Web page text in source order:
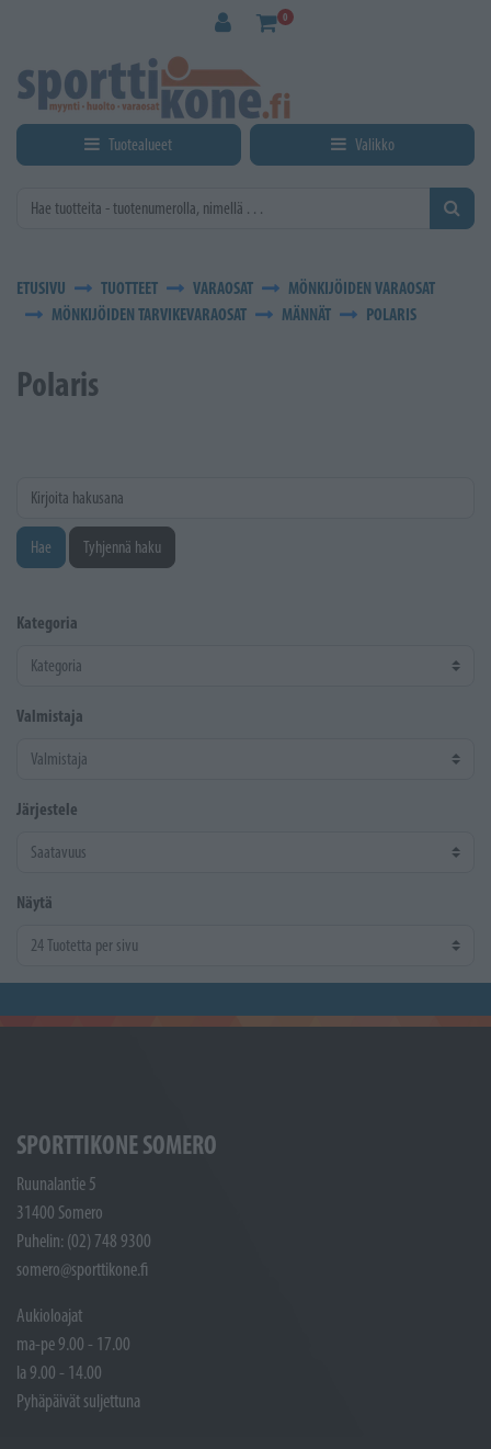
0
Tuotealueet Valikko
ETUSIVU TUOTTEET VARAOSAT
MÖNKIJÖIDEN VARAOSAT
MÖNKIJÖIDEN TARVIKEVARAOSAT
MÄNNÄT POLARIS
Polaris
Kirjoita hakusana
Hae Tyhjennä haku
Kategoria
Valmistaja
Järjestele
Näytä
SPORTTIKONE SOMERO
Ruunalantie 5
31400 Somero
Puhelin: (02) 748 9300
somero@sporttikone.fi
Aukioloajat
ma-pe 9.00 - 17.00
la 9.00 - 14.00
Pyhäpäivät suljettuna